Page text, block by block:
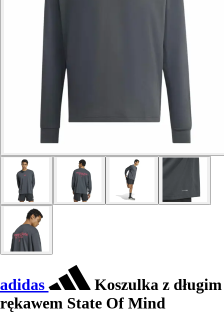
adidas
Koszulka z długim
rękawem State Of Mind